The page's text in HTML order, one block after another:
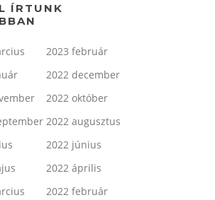
ÍRTUNK
2023 február
2022 december
2022 október
2022 augusztus
2022 június
2022 április
2022 február